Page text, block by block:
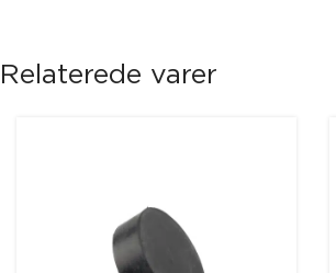
Relaterede varer